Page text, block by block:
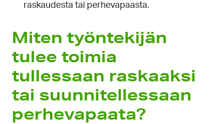
raskaudesta tai perhevapaasta.
Miten työn­tekijän
tulee toimia
tullessaan ras­kaaksi
tai suunni­tellessaan
perhe­vapaata?